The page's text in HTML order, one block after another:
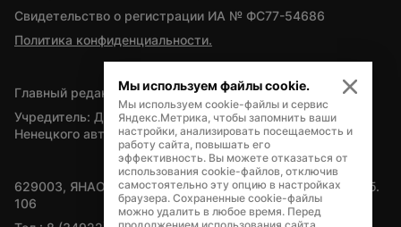
Свидетельство о регистрации ИА № ФС77-54686
Политика конфиденциальности.
Главный редактор — А.Л. Поздеев
Учредитель: Департамент внутренней политики Ямало-
Ненецкого автономного округа
629003, ЯНАО, Салехард, мкр. Богдана Кнунянца, д.1, каб.
106
Мы используем файлы cookie.
Мы используем cookie-файлы и сервис
Яндекс.Метрика, чтобы запомнить ваши
настройки, анализировать посещаемость и
работу сайта, повышать его
эффективность. Вы можете отказаться от
использования cookie-файлов, отключив
самостоятельно эту опцию в настройках
браузера. Сохраненные cookie-файлы
можно удалить в любое время. Перед